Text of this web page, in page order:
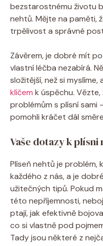
bezstarostnému životu
nehtů. Mějte na paměti,
trpělivost a správné
Závěrem, je dobré mít
vlastní léčba nezabírá.
složitější, než si myslíme,
klíčem k úspěchu.
problémům s plísní sami
pomohli kráčet dál
Vaše dotazy k plísni
Plíseň nehtů je
každého z nás, a je
užitečných tipů. Pokud
této nepříjemnosti,
ptají, jak efektivně
co si vlastně pod
Tady jsou některé z